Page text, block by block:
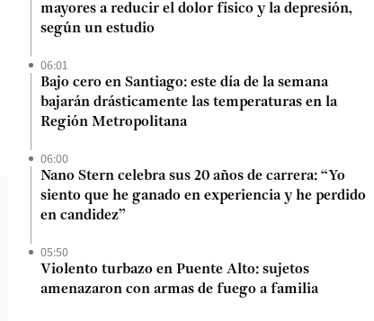
mayores a reducir el dolor físico y la depresión,
según un estudio
06:01
Bajo cero en Santiago: este día de la semana
bajarán drásticamente las temperaturas en la
Región Metropolitana
06:00
Nano Stern celebra sus 20 años de carrera: “Yo
siento que he ganado en experiencia y he perdido
en candidez”
05:50
Violento turbazo en Puente Alto: sujetos
amenazaron con armas de fuego a familia